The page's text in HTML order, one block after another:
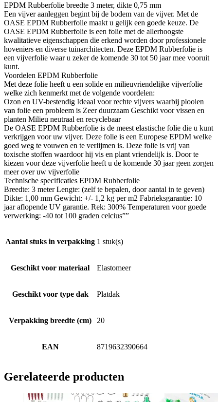
EPDM Rubberfolie breedte 3 meter, dikte 0,75 mm
Een vijver aanleggen begint bij de bodem van de vijver. Met de
OASE EPDM Rubberfolie maakt u gelijk een goede keuze. De
OASE EPDM Rubberfolie is een folie met de allerhoogste
kwalitatieve eigenschappen die erkend worden door professionele
hoveniers en diverse tuinarchitecten. Deze EPDM Rubberfolie is
een vijverfolie waar u zeker de komende 30 tot 50 jaar mee vooruit
kunt.
Voordelen EPDM Rubberfolie
Met deze folie heeft u een solide en milieuvriendelijke vijverfolie
welke zich kenmerkt met de volgende voordelen:
Ozon en UV-bestendig Ideaal voor rechte vijvers waarbij plooien
van folie een probleem is Zeer duurzaam Geschikt voor vissen en
planten Milieu neutraal en recyclebaar
De OASE EPDM Rubberfolie is de meest elastische folie die u kunt
verkrijgen voor uw vijver. Deze folie is een Europese EPDM welke
goed weg te vouwen en te verlijmen is. Deze folie is vrij van
toxische stoffen waardoor hij vis en plant vriendelijk is. Door te
kiezen voor deze vijverfolie heeft u de komende 30 jaar geen zorgen
meer over uw vijverfolie
Technische specificaties EPDM Rubberfolie
Breedte: 3 meter Lengte: (zelf te bepalen, door aantal in te geven)
Dikte: 1,00 mm Gewicht: +/- 1,2 kg per m2 Fabrieksgarantie: 10
jaar aflopende UV garantie. Rek: 300% Temperaturen voor goede
verwerking: -40 tot 100 graden celcius””
Aantal stuks in verpakking 1 stuk(s)
Geschikt voor materiaal Elastomeer
Geschikt voor type dak Platdak
Verpakking breedte (cm) 20
EAN 8719632390664
Gerelateerde producten